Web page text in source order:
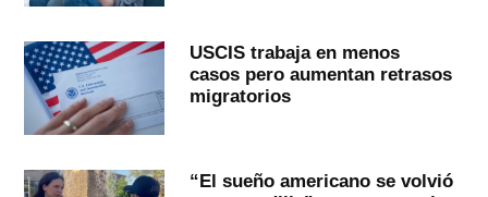
USCIS trabaja en menos
casos pero aumentan retrasos
migratorios
“El sueño americano se volvió